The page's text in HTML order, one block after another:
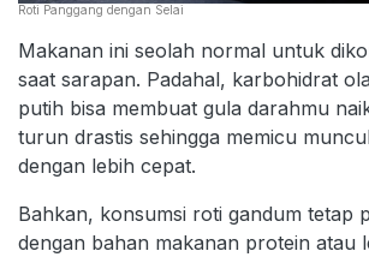
Roti Panggang dengan Selai
Makanan ini seolah normal untuk
saat sarapan. Padahal, karbohidrat
putih bisa membuat gula darahmu
turun drastis sehingga memicu
dengan lebih cepat.
Bahkan, konsumsi roti gandum tetap
dengan bahan makanan protein atau